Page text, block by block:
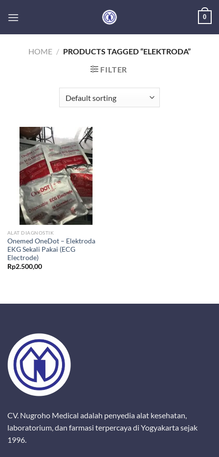
0
HOME / PRODUCTS TAGGED “ELEKTRODA”
FILTER
ALAT DIAGNOSTIK
Onemed OneDot – Elektroda
EKG Sekali Pakai (ECG
Electrode)
Rp2.500,00
CV. Nugroho Medical adalah penyedia alat kesehatan,
laboratorium, dan farmasi terpercaya di Yogyakarta sejak
1996.